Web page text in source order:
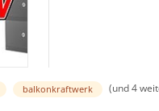
balkonkraftwerk (und 4